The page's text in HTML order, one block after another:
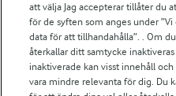
Arlas kundportal
Arla.com
Falbygdens Ost
Arla webbshop
Bildbank
att välja Jag accepterar tillåter du
för de syften som anges under
data för att tillhandahålla”. . Om
återkallar ditt samtycke
inaktiverade kan visst innehåll
vara mindre relevanta för dig. Du